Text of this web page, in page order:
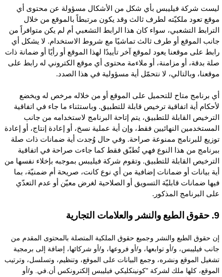
شركة فيليبس بأي شكل من الأشكال مسؤولة عن محتوى أي
تعود ملكيّته لطرف ثالث وقد يكون مرتبطاً بالموقع من خلال
التشعبي، سواء كان هذا الرابط التشعبي أم لم يكن متوافراً من
الموقع أو طرف ثالث تماشيًا مع شروط الاستخدام. لا يشكل أي
على موقعنا يعود لموقع آخر تأييدًا لهذا الموقع أو رأيًا أو ضمانة ذات
بدقة، أو مزامنة، أو ملاءمة محتوى أي موقع الكتروني له رابط على
وبالتالي، لا نتحمّل أية مسؤولية في هذا الصدد.
برنامج متاح للتحميل على الموقع أو من خلاله مرخص له ويخضع
أية اتفاقية ترخيص قابلة للتطبيق. وباستثناء ما جاء في اتفاقية
القابلة للتطبيق، يتم إتاحة البرنامج لاستخدامه من جانب
النهائيين فقط، وإن أية عملية نسخ، أو إعادة إنتاج، أو إعادة
للبرنامج ممنوعة صراحة. وفي حال وُجدت أية ضمانات ذات صلة
من هذا النوع فهي تُطبّق فقط كما جاءت صراحة في اتفاقية
القابلة للتطبيق. وتقوم شركة فيليبس بموجبه بإخلاء نفسها من
بيانات أو ضمانات إضافية من أي نوع كانت، صريحة أم ضمنيّة، بما
ضمانات قابليّة التسويق أو الصلاحية لغرض معيّن أو عدم التعدّي
البرنامج المذكور.
التجارية
حقوق الطبع والنشر وجميع حقوق الملكية المتصلة بالمحتوى المقدم من
فيليبس، و/أو توابعها، و/أو فروعها، و/أو شركائها، إضافة إلى برمجية
الموقع ونشره، وجمع البيانات على الموقع، وتنظيم، وتسلسل، وترتيب
كلها ملك لشركة "كونينكليكي فيليبس إلكترونكس أن.في. و/أو